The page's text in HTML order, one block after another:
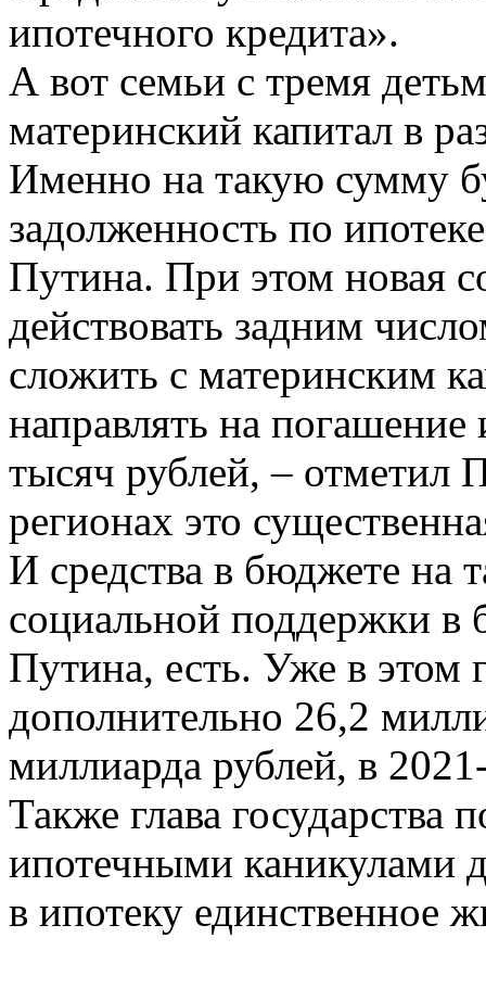
ипотечного кредита».
А вот семьи с тремя
материнский капитал в
Именно на такую сумму
задолженность по
Путина. При этом новая
действовать задним
сложить с материнским
направлять на погашение
тысяч рублей, – отметил
регионах это
И средства в бюджете на
социальной поддержки
Путина, есть. Уже в этом
дополнительно 26,2
миллиарда рублей, в
Также глава государства
ипотечными каникулами
в ипотеку единственное